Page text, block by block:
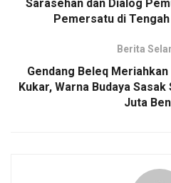
Sarasehan dan Dialog
Pemersatu di
Berita
Gendang Beleq
Kukar, Warna Budaya
Juta